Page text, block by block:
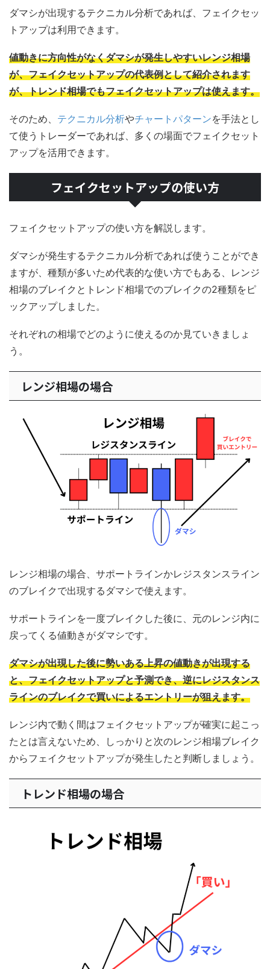
ダマシが出現するテクニカル分析であれば、フェイクセッ
トアップは利用できます。
値動きに方向性がなくダマシが発生しやすいレンジ相場
が、フェイクセットアップの代表例として紹介されます
が、トレンド相場でもフェイクセットアップは使えます。
そのため、 テクニカル分析やチャートパターンを手法とし
て使うトレーダーであれば、多くの場面でフェイクセット
アップを活用できます。
フェイクセットアップの使い方
フェイクセットアップの使い方を解説します。
ダマシが発生するテクニカル分析であれば使うことができ
ますが、種類が多いため代表的な使い方でもある、レンジ
相場のブレイクとトレンド相場でのブレイクの2種類をピ
ックアップしました。
それぞれの相場でどのように使えるのか見ていきましょ
う。
レンジ相場の場合
レンジ相場の場合、サポートラインかレジスタンスライン
のブレイクで出現するダマシで使えます。
サポートラインを一度ブレイクした後に、元のレンジ内に
戻ってくる値動きがダマシです。
ダマシが出現した後に勢いある上昇の値動きが出現する
と、フェイクセットアップと予測でき、逆にレジスタンス
ラインのブレイクで買いによるエントリーが狙えます。
レンジ内で動く間はフェイクセットアップが確実に起こっ
たとは言えないため、しっかりと次のレンジ相場ブレイク
からフェイクセットアップが発生したと判断しましょう。
トレンド相場の場合